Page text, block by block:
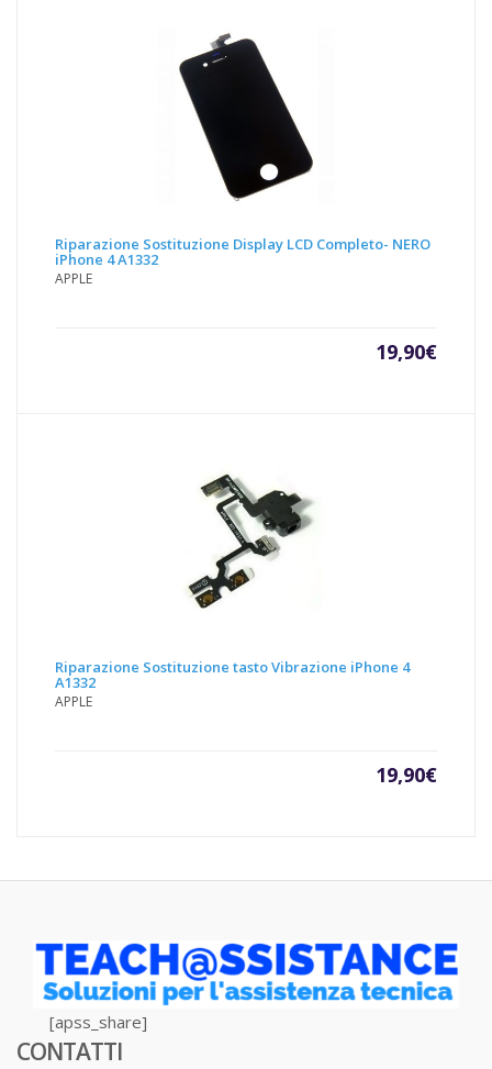
Riparazione Sostituzione Display LCD Completo- NERO
iPhone 4 A1332
APPLE
19,90€
Riparazione Sostituzione tasto Vibrazione iPhone 4
A1332
APPLE
19,90€
[apss_share]
CONTATTI